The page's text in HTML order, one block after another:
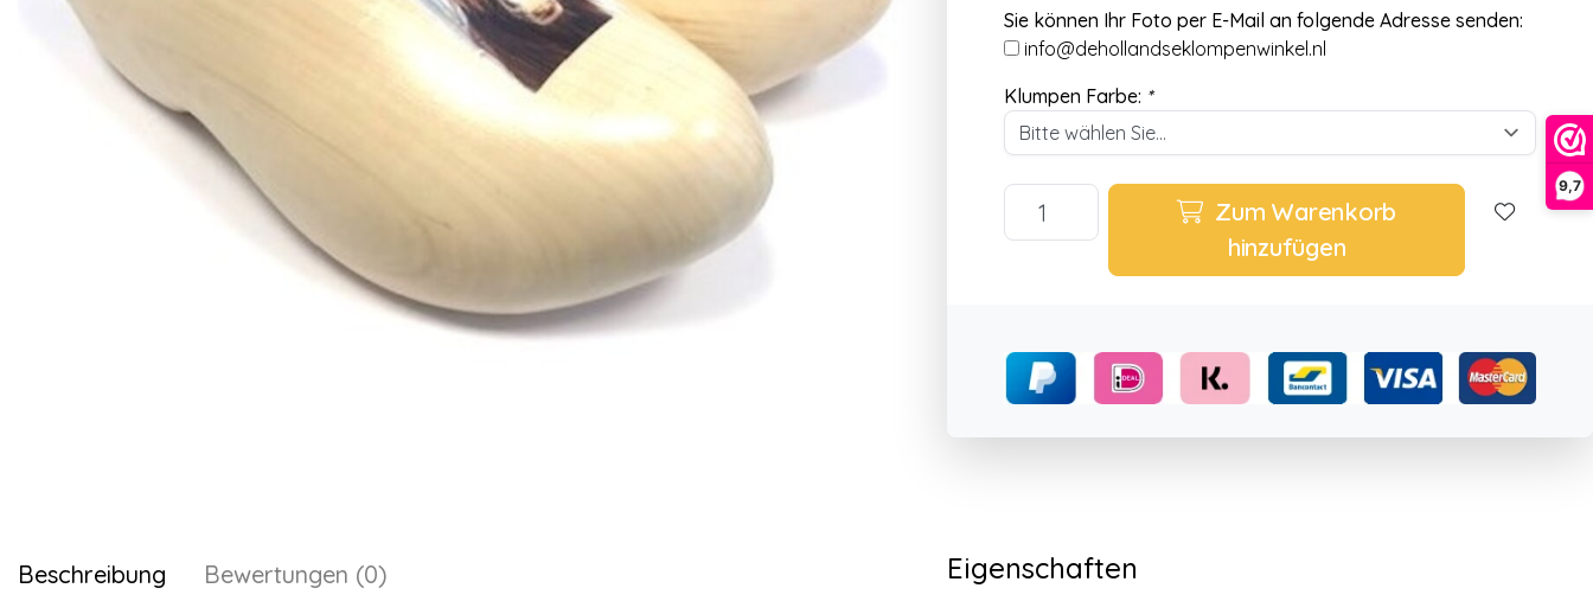
9,7
Sie können Ihr Foto per E-Mail an folgende Adresse senden:
info@dehollandseklompenwinkel.nl
Klumpen Farbe: *
Zum Warenkorb
hinzufügen
Beschreibung Bewertungen (0) Eigenschaften